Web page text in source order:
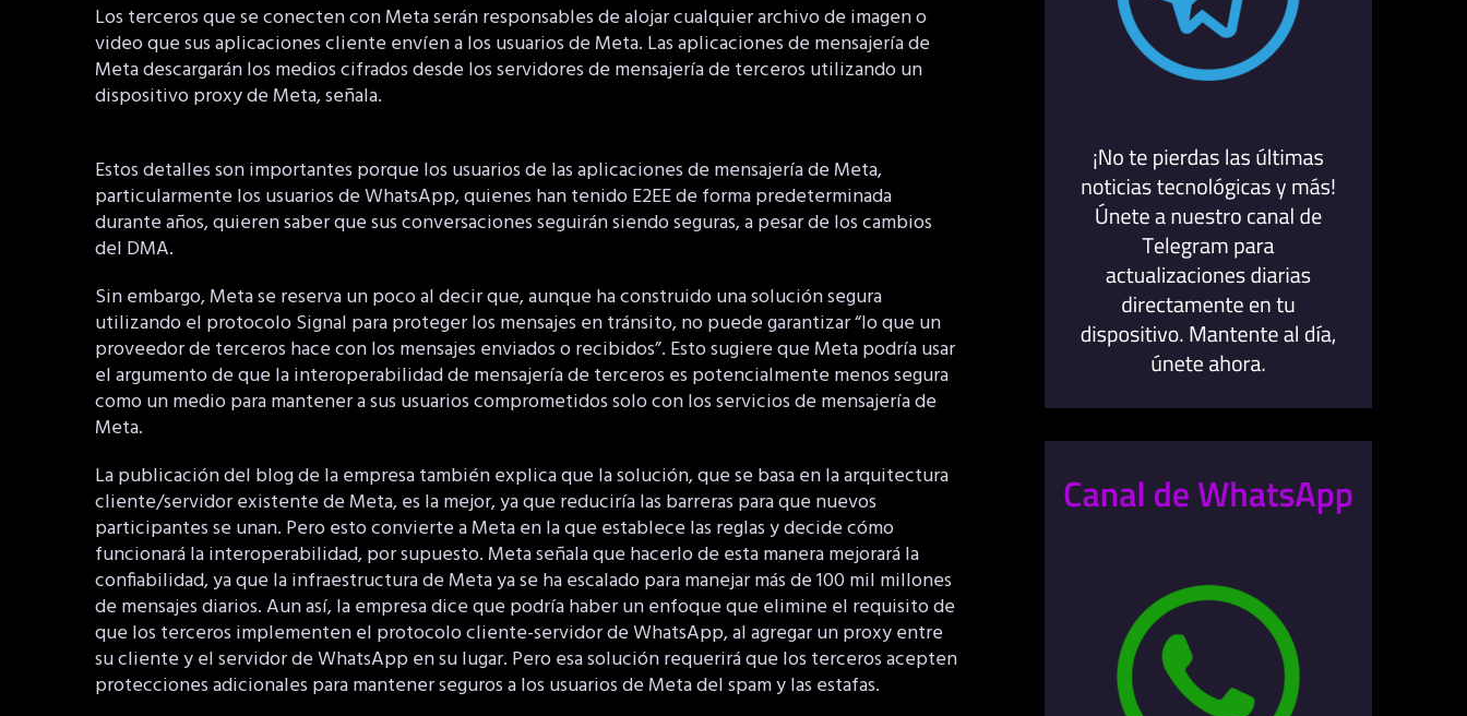
Los terceros que se conecten con Meta serán responsables de alojar cualquier archivo de imagen o
video que sus aplicaciones cliente envíen a los usuarios de Meta. Las aplicaciones de mensajería de
Meta descargarán los medios cifrados desde los servidores de mensajería de terceros utilizando un
dispositivo proxy de Meta, señala.
Estos detalles son importantes porque los usuarios de las aplicaciones de mensajería de Meta,
particularmente los usuarios de WhatsApp, quienes han tenido E2EE de forma predeterminada
durante años, quieren saber que sus conversaciones seguirán siendo seguras, a pesar de los cambios
del DMA.
Sin embargo, Meta se reserva un poco al decir que, aunque ha construido una solución segura
utilizando el protocolo Signal para proteger los mensajes en tránsito, no puede garantizar “lo que un
proveedor de terceros hace con los mensajes enviados o recibidos”. Esto sugiere que Meta podría usar
el argumento de que la interoperabilidad de mensajería de terceros es potencialmente menos segura
como un medio para mantener a sus usuarios comprometidos solo con los servicios de mensajería de
Meta.
La publicación del blog de la empresa también explica que la solución, que se basa en la arquitectura
cliente/servidor existente de Meta, es la mejor, ya que reduciría las barreras para que nuevos
participantes se unan. Pero esto convierte a Meta en la que establece las reglas y decide cómo
funcionará la interoperabilidad, por supuesto. Meta señala que hacerlo de esta manera mejorará la
confiabilidad, ya que la infraestructura de Meta ya se ha escalado para manejar más de 100 mil millones
de mensajes diarios. Aun así, la empresa dice que podría haber un enfoque que elimine el requisito de
que los terceros implementen el protocolo cliente-servidor de WhatsApp, al agregar un proxy entre
su cliente y el servidor de WhatsApp en su lugar. Pero esa solución requerirá que los terceros acepten
protecciones adicionales para mantener seguros a los usuarios de Meta del spam y las estafas.